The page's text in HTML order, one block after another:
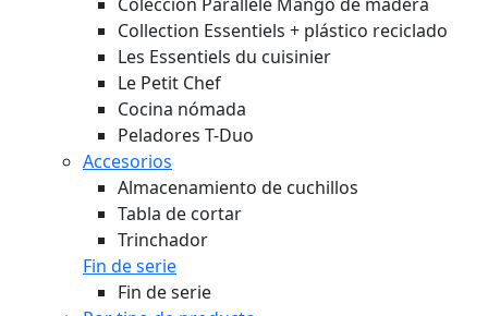
Collection Essentiels + plástico reciclado
Les Essentiels du cuisinier
Le Petit Chef
Cocina nómada
Peladores T-Duo
Accesorios
Almacenamiento de cuchillos
Tabla de cortar
Trinchador
Fin de serie
Fin de serie